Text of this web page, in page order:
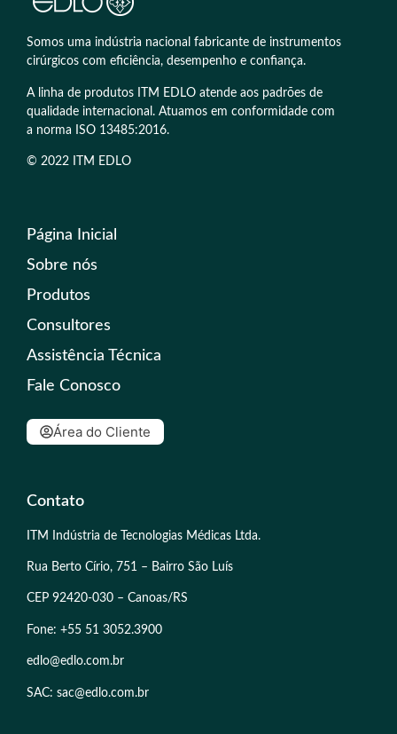
Somos uma indústria nacional fabricante de instrumentos
cirúrgicos com eficiência, desempenho e confiança.
A linha de produtos ITM EDLO atende aos padrões de
qualidade internacional. Atuamos em conformidade com
a norma ISO 13485:2016.
© 2022 ITM EDLO
Página Inicial
Sobre nós
Produtos
Consultores
Assistência Técnica
Fale Conosco
Área do Cliente
Contato
ITM Indústria de Tecnologias Médicas Ltda.
Rua Berto Círio, 751 – Bairro São Luís
CEP 92420-030 – Canoas/RS
Fone: +55 51 3052.3900
edlo@edlo.com.br
SAC: sac@edlo.com.br